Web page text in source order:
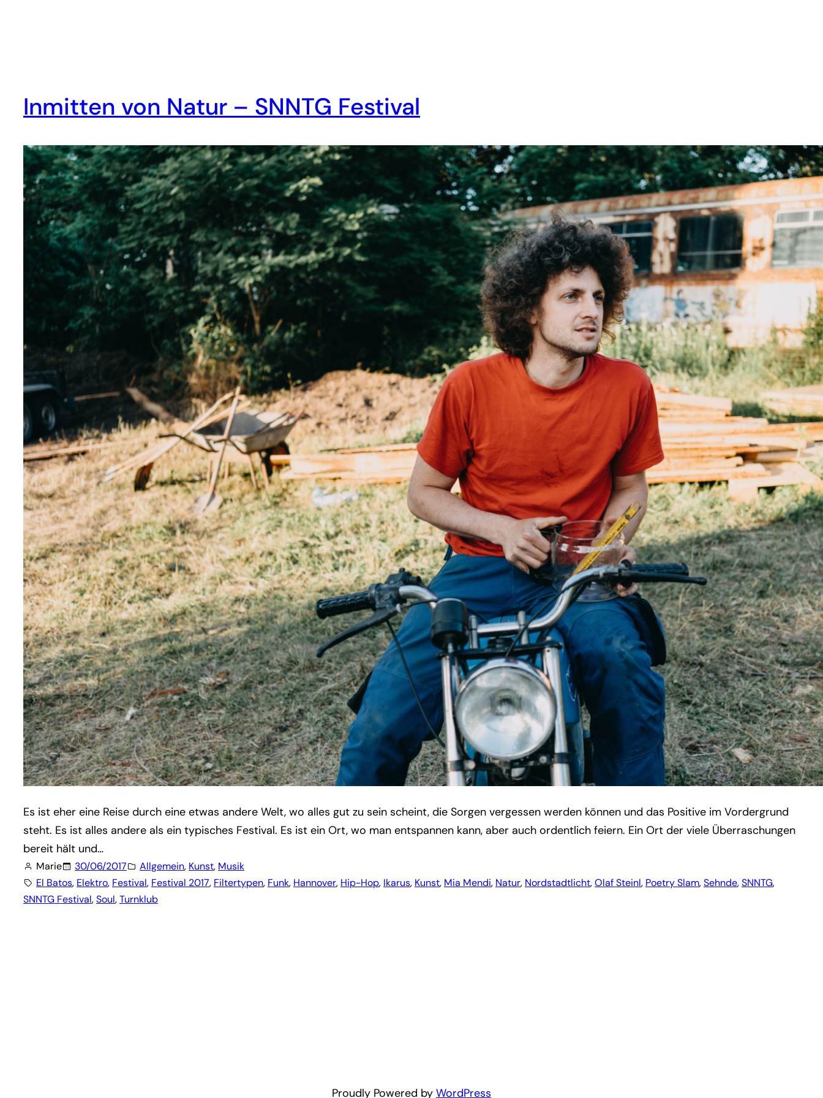
Inmitten von Natur – SNNTG Festival
Es ist eher eine Reise durch eine etwas andere Welt, wo alles gut zu sein scheint, die Sorgen vergessen werden können und das Positive im Vordergrund
steht. Es ist alles andere als ein typisches Festival. Es ist ein Ort, wo man entspannen kann, aber auch ordentlich feiern. Ein Ort der viele Überraschungen
bereit hält und…
Marie 30/06/2017 Allgemein, Kunst, Musik
El Batos, Elektro, Festival, Festival 2017, Filtertypen, Funk, Hannover, Hip-Hop, Ikarus, Kunst, Mia Mendi, Natur, Nordstadtlicht, Olaf Steinl, Poetry Slam, Sehnde, SNNTG,
SNNTG Festival, Soul, Turnklub
Proudly Powered by WordPress